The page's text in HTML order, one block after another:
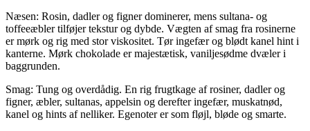
Næsen: Rosin, dadler og figner dominerer, mens sultana- og
toffeeæbler tilføjer tekstur og dybde. Vægten af ​​smag fra rosinerne
er mørk og rig med stor viskositet. Tør ingefær og blødt kanel hint i
kanterne. Mørk chokolade er majestætisk, vaniljesødme dvæler i
baggrunden.
Smag: Tung og overdådig. En rig frugtkage af rosiner, dadler og
figner, æbler, sultanas, appelsin og derefter ingefær, muskatnød,
kanel og hints af nelliker. Egenoter er som fløjl, bløde og smarte.